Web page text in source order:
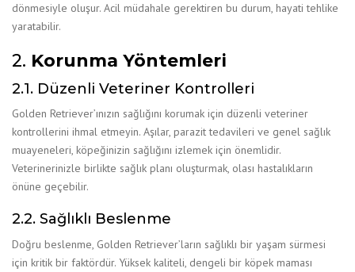
dönmesiyle oluşur. Acil müdahale gerektiren bu durum, hayati tehlike
yaratabilir.
2. Korunma Yöntemleri
2.1. Düzenli Veteriner Kontrolleri
Golden Retriever’ınızın sağlığını korumak için düzenli veteriner
kontrollerini ihmal etmeyin. Aşılar, parazit tedavileri ve genel sağlık
muayeneleri, köpeğinizin sağlığını izlemek için önemlidir.
Veterinerinizle birlikte sağlık planı oluşturmak, olası hastalıkların
önüne geçebilir.
2.2. Sağlıklı Beslenme
Doğru beslenme, Golden Retriever’ların sağlıklı bir yaşam sürmesi
için kritik bir faktördür. Yüksek kaliteli, dengeli bir köpek maması